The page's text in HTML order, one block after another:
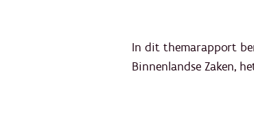
In dit themarapport
Binnenlandse Zaken,